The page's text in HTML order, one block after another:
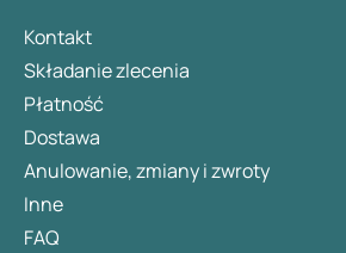
Kontakt
Składanie zlecenia
Płatność
Dostawa
Anulowanie, zmiany i zwroty
Inne
FAQ